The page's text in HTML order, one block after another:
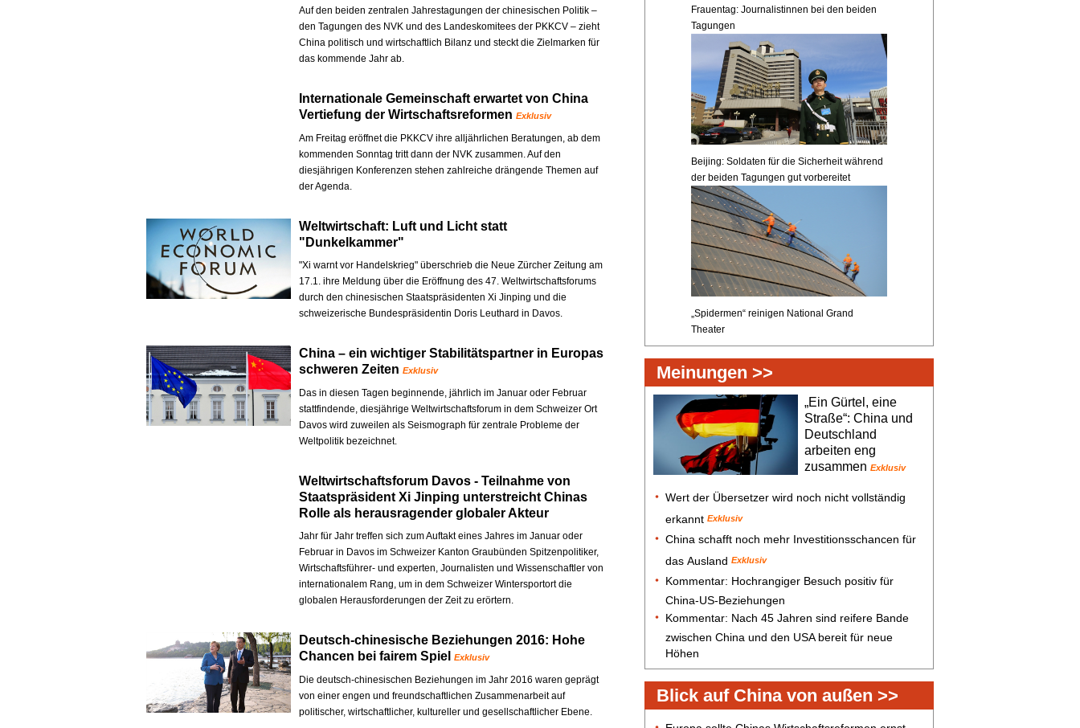
Auf den beiden zentralen Jahrestagungen der chinesischen Politik –
den Tagungen des NVK und des Landeskomitees der PKKCV – zieht
China politisch und wirtschaftlich Bilanz und steckt die Zielmarken für
das kommende Jahr ab.
Internationale Gemeinschaft erwartet von China
Vertiefung der Wirtschaftsreformen Exklusiv
Am Freitag eröffnet die PKKCV ihre alljährlichen Beratungen, ab dem
kommenden Sonntag tritt dann der NVK zusammen. Auf den
diesjährigen Konferenzen stehen zahlreiche drängende Themen auf
der Agenda.
Weltwirtschaft: Luft und Licht statt
"Dunkelkammer"
"Xi warnt vor Handelskrieg" überschrieb die Neue Zürcher Zeitung am
17.1. ihre Meldung über die Eröffnung des 47. Weltwirtschaftsforums
durch den chinesischen Staatspräsidenten Xi Jinping und die
schweizerische Bundespräsidentin Doris Leuthard in Davos.
China – ein wichtiger Stabilitätspartner in Europas
schweren Zeiten Exklusiv
Das in diesen Tagen beginnende, jährlich im Januar oder Februar
stattfindende, diesjährige Weltwirtschaftsforum in dem Schweizer Ort
Davos wird zuweilen als Seismograph für zentrale Probleme der
Weltpolitik bezeichnet.
Weltwirtschaftsforum Davos - Teilnahme von
Staatspräsident Xi Jinping unterstreicht Chinas
Rolle als herausragender globaler Akteur
Jahr für Jahr treffen sich zum Auftakt eines Jahres im Januar oder
Februar in Davos im Schweizer Kanton Graubünden Spitzenpolitiker,
Wirtschaftsführer- und experten, Journalisten und Wissenschaftler von
internationalem Rang, um in dem Schweizer Wintersportort die
globalen Herausforderungen der Zeit zu erörtern.
Deutsch-chinesische Beziehungen 2016: Hohe
Chancen bei fairem Spiel
Exklusiv
Die deutsch-chinesischen Beziehungen im Jahr 2016 waren geprägt
von einer engen und freundschaftlichen Zusammenarbeit auf
politischer, wirtschaftlicher, kultureller und gesellschaftlicher Ebene.